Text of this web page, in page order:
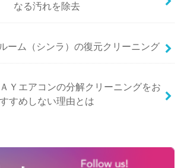
なる汚れを除去
ーム（シンラ）の復元クリーニング
Ｙエアコンの分解クリーニングをお
すすめしない理由とは